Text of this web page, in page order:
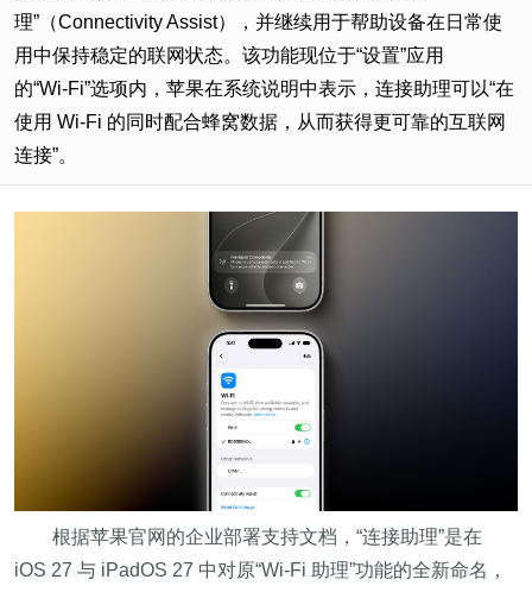
理”（Connectivity Assist），并继续用于帮助设备在日常使
用中保持稳定的联网状态。该功能现位于“设置”应用
的“Wi‑Fi”选项内，苹果在系统说明中表示，连接助理可以“在
使用 Wi‑Fi 的同时配合蜂窝数据，从而获得更可靠的互联网
连接”。
根据苹果官网的企业部署支持文档，“连接助理”是在
iOS 27 与 iPadOS 27 中对原“Wi‑Fi 助理”功能的全新命名，